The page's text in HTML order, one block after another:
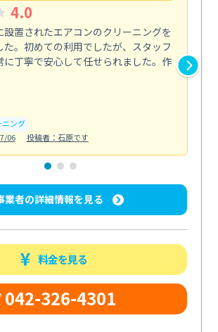
4.0
設置されたエアコンのクリーニングを
た。初めての利用でしたが、スタッフ
に丁寧で安心して任せられました。作
ニング
06
投稿者：石原です
業者の詳細情報を見る
料金を見る
042-326-4301